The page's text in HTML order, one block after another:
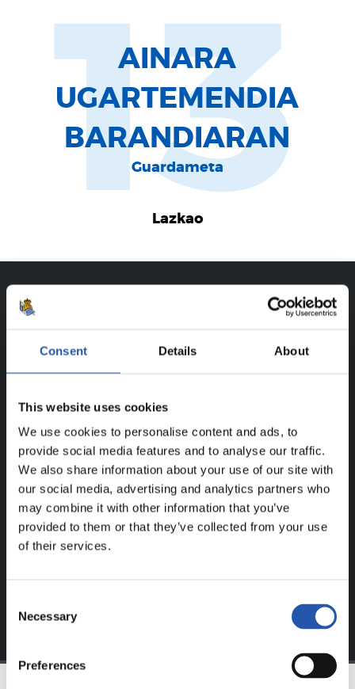
Consent Details About
This website uses cookies
We use cookies to personalise content and ads, to
provide social media features and to analyse our traffic.
We also share information about your use of our site with
our social media, advertising and analytics partners who
may combine it with other information that you’ve
provided to them or that they’ve collected from your use
of their services.
Selection
Necessary
Preferences
AINARA
UGARTEMENDIA
BARANDIARAN
Guardameta
Lazkao
13
AINARA UGARTEMENDIA BARANDIARAN
UTILISATEURS ENREGISTRÉS !
Ce contenu est réservé aux utilisateurs enregistrés sur
notre site web.
S'inscrire en cliquant sur l'Identifiant et profitez du
contenu exclusif pour vous.